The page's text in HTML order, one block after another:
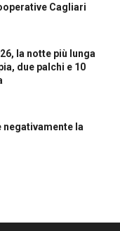
Cagliari
la notte più lunga
due palchi e 10
negativamente la